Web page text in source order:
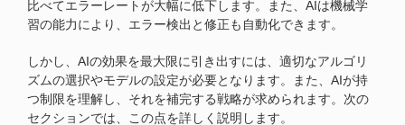
比べてエラーレートが大幅に低下します。また、AIは機械学
習の能力により、エラー検出と修正も自動化できます。
しかし、AIの効果を最大限に引き出すには、適切なアルゴリ
ズムの選択やモデルの設定が必要となります。また、AIが持
つ制限を理解し、それを補完する戦略が求められます。次の
セクションでは、この点を詳しく説明します。